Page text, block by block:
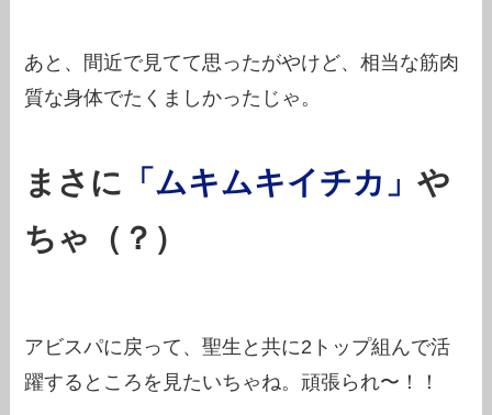
あと、間近で見てて思ったがやけど、相当な筋肉
質な身体でたくましかったじゃ。
まさに 「ムキムキイチカ」や
ちゃ（？）
アビスパに戻って、聖生と共に2トップ組んで活
躍するところを見たいちゃね。頑張られ〜！！